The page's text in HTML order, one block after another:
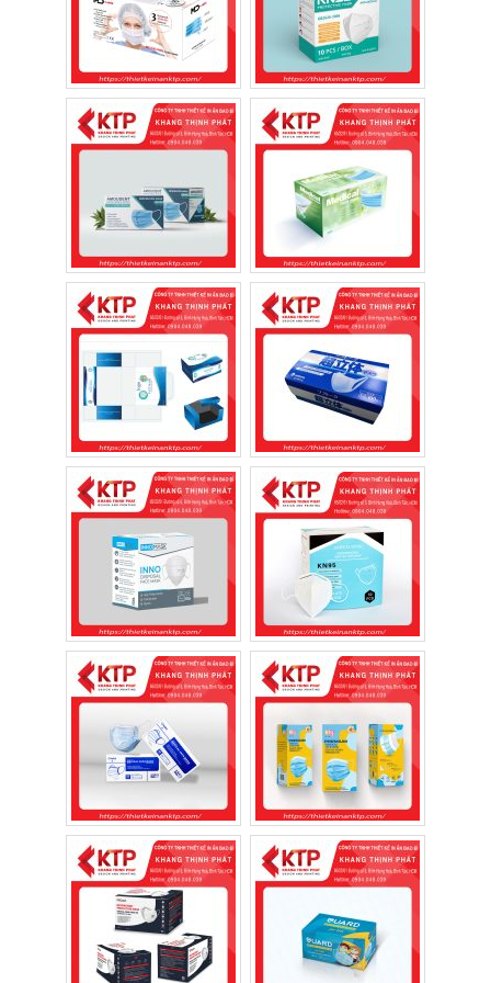
trang đối với doanh nghiệp
Bảo vệ khẩu trang trong suốt quá trình
lưu trữ
Khẩu trang là sản phẩm tiếp xúc trực tiếp
với người sử dụng nên yêu cầu về vệ sinh rất
cao. Hộp giấy giúp hạn chế bụi bẩn, ánh
sáng, độ ẩm và các tác nhân từ môi trường
bên ngoài, giữ cho khẩu trang luôn sạch sẽ
trước khi đến tay người tiêu dùng.
Gia tăng sự chuyên nghiệp
Một thiết kế hộp đẹp với màu sắc hài hòa,
logo rõ nét và bố cục khoa học sẽ tạo ấn
tượng tốt ngay từ lần đầu tiếp xúc. Đây là
yếu tố giúp thương hiệu nổi bật hơn trên
quầy kệ và các kênh bán hàng online.
Hộp khẩu trang giúp quảng bá thương hiệu
Truyền tải đầy đủ thông tin